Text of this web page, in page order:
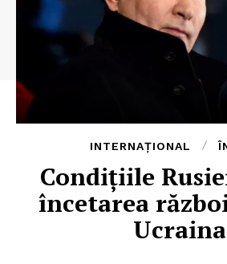
INTERNAȚIONAL
Condițiile
încetarea
Ucraina